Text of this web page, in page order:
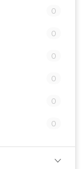
0
0
0
0
0
0